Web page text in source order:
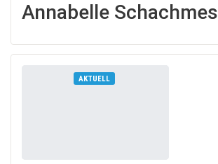
Annabelle Schachmes
AKTUELL